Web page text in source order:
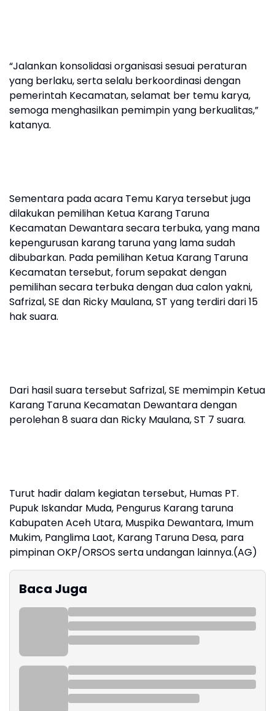
“Jalankan konsolidasi organisasi sesuai peraturan
yang berlaku, serta selalu berkoordinasi dengan
pemerintah Kecamatan, selamat ber temu karya,
semoga menghasilkan pemimpin yang berkualitas,”
katanya.
Sementara pada acara Temu Karya tersebut juga
dilakukan pemilihan Ketua Karang Taruna
Kecamatan Dewantara secara terbuka, yang mana
kepengurusan karang taruna yang lama sudah
dibubarkan. Pada pemilihan Ketua Karang Taruna
Kecamatan tersebut, forum sepakat dengan
pemilihan secara terbuka dengan dua calon yakni,
Safrizal, SE dan Ricky Maulana, ST yang terdiri dari 15
hak suara.
Dari hasil suara tersebut Safrizal, SE memimpin Ketua
Karang Taruna Kecamatan Dewantara dengan
perolehan 8 suara dan Ricky Maulana, ST 7 suara.
Turut hadir dalam kegiatan tersebut, Humas PT.
Pupuk Iskandar Muda, Pengurus Karang taruna
Kabupaten Aceh Utara, Muspika Dewantara, Imum
Mukim, Panglima Laot, Karang Taruna Desa, para
pimpinan OKP/ORSOS serta undangan lainnya.(AG)
Baca Juga